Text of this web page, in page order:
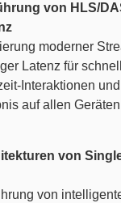
von HLS/
moderner
Latenz für
Interaktionen
auf allen
von
von